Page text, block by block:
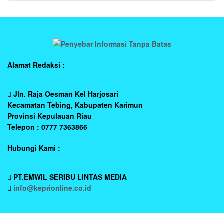
Alamat Redaksi :
Jln. Raja Oesman Kel Harjosari
Kecamatan Tebing, Kabupaten Karimun
Provinsi Kepulauan Riau
Telepon : 0777 7363866
Hubungi Kami :
PT.EMWIL SERIBU LINTAS MEDIA
info@keprionline.co.id